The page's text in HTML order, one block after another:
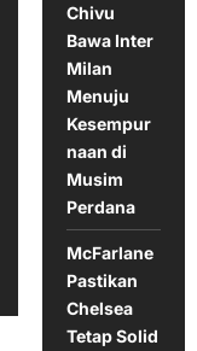
Chivu
Bawa Inter
Milan
Menuju
Kesempur
naan di
Musim
Perdana
McFarlane
Pastikan
Chelsea
Tetap Solid